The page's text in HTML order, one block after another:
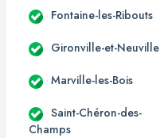
Fontaine-les-Ribouts
Gironville-et-Neuville
Marville-les-Bois
Saint-Chéron-des-
Champs